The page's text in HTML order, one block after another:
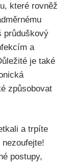
které rovněž
průduškový
a
je také
způsobovat
a trpíte
postupy,​